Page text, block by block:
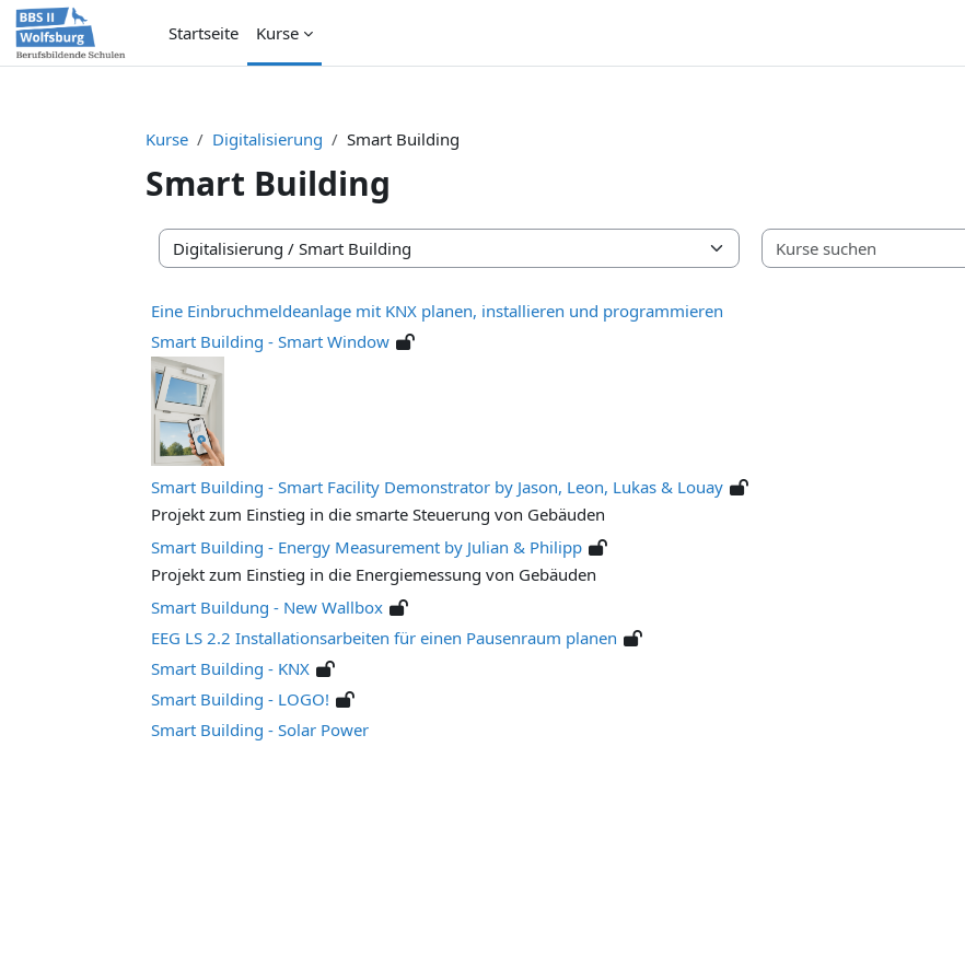
Zum Hauptinhalt
Startseite
Kurse
Kurse Digitalisierung Smart Building
Smart Building
Kursbereiche
Eine Einbruchmeldeanlage mit KNX planen, installieren und programmieren
Smart Building - Smart Window
Smart Building - Smart Facility Demonstrator by Jason, Leon, Lukas & Louay
Projekt zum Einstieg in die smarte Steuerung von Gebäuden
Smart Building - Energy Measurement by Julian & Philipp
Projekt zum Einstieg in die Energiemessung von Gebäuden
Smart Buildung - New Wallbox
EEG LS 2.2 Installationsarbeiten für einen Pausenraum planen
Smart Building - KNX
Smart Building - LOGO!
Smart Building - Solar Power